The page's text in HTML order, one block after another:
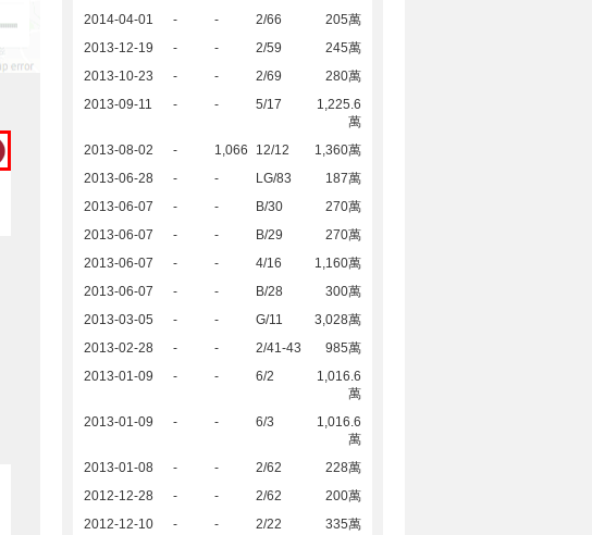
2014-04-01
- - 2/66
205萬
2013-12-19
- - 2/59
245萬
2013-10-23
- - 2/69
280萬
2013-09-11
- - 5/17
1,225.6
萬
2013-08-02
- 1,066 12/12
1,360萬
2013-06-28
- - LG/83
187萬
2013-06-07
- - B/30
270萬
2013-06-07
- - B/29
270萬
2013-06-07
- - 4/16
1,160萬
2013-06-07
- - B/28
300萬
2013-03-05
- - G/11
3,028萬
2013-02-28
- - 2/41-43
985萬
2013-01-09
- - 6/2
1,016.6
萬
2013-01-09
- - 6/3
1,016.6
萬
2013-01-08
- - 2/62
228萬
2012-12-28
- - 2/62
200萬
2012-12-10
- - 2/22
335萬